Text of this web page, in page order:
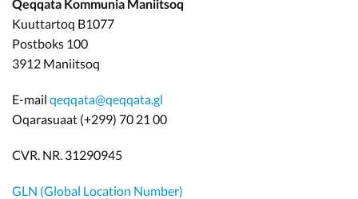
Qeqqata Kommunia Maniitsoq
Kuuttartoq B1077
Postboks 100
3912 Maniitsoq
E-mail qeqqata@qeqqata.gl
Oqarasuaat (+299) 70 21 00
CVR. NR. 31290945
GLN (Global Location Number)